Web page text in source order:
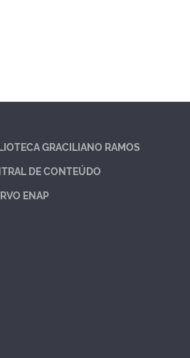
GRACILIANO RAMOS
DE CONTEÚDO
ENAP